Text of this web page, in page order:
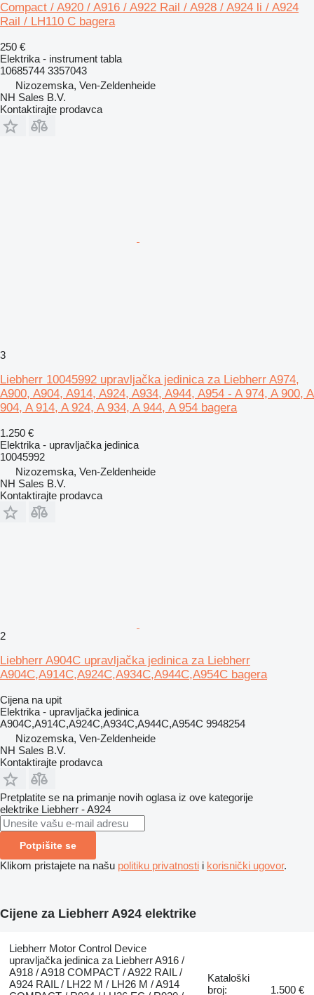
Compact / A920 / A916 / A922 Rail / A928 / A924 li / A924
Rail / LH110 C bagera
250 €
Elektrika - instrument tabla
10685744 3357043
Nizozemska, Ven-Zeldenheide
NH Sales B.V.
Kontaktirajte prodavca
3
Liebherr 10045992 upravljačka jedinica za Liebherr A974,
A900, A904, A914, A924, A934, A944, A954 - A 974, A 900, A
904, A 914, A 924, A 934, A 944, A 954 bagera
1.250 €
Elektrika - upravljačka jedinica
10045992
Nizozemska, Ven-Zeldenheide
NH Sales B.V.
Kontaktirajte prodavca
2
Liebherr A904C upravljačka jedinica za Liebherr
A904C,A914C,A924C,A934C,A944C,A954C bagera
Cijena na upit
Elektrika - upravljačka jedinica
A904C,A914C,A924C,A934C,A944C,A954C 9948254
Nizozemska, Ven-Zeldenheide
NH Sales B.V.
Kontaktirajte prodavca
Pretplatite se na primanje novih oglasa iz ove kategorije
elektrike Liebherr - A924
Potpišite se
Klikom pristajete na našu politiku privatnosti i korisnički ugovor.
Cijene za Liebherr A924 elektrike
Liebherr Motor Control Device
upravljačka jedinica za Liebherr A916 /
A918 / A918 COMPACT / A922 RAIL /
A924 RAIL / LH22 M / LH26 M / A914
Kataloški
broj:
1.500 €